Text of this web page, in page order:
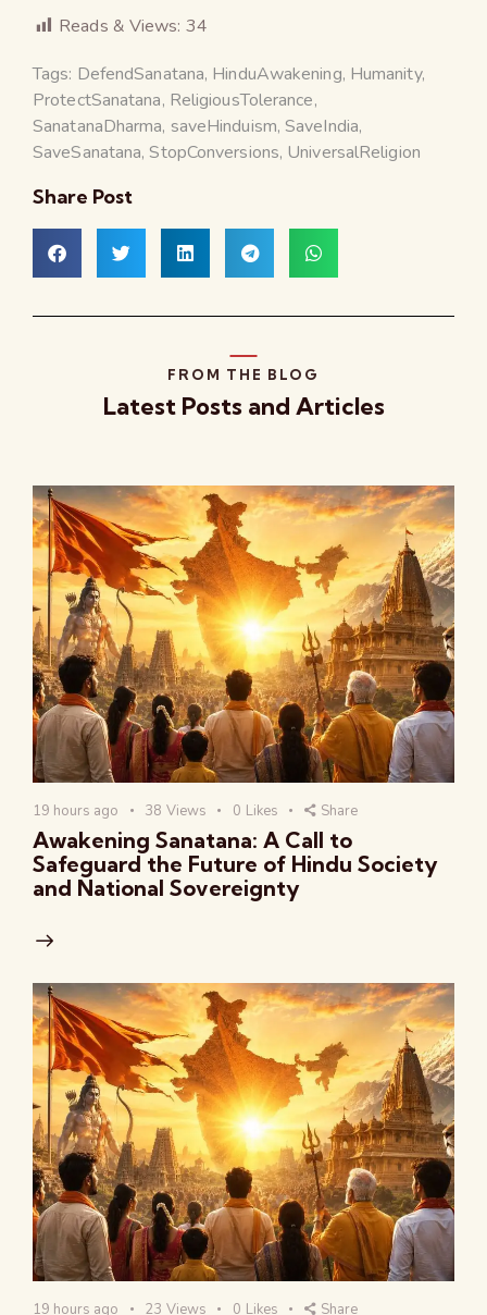
Reads & Views: 34
Tags: DefendSanatana, HinduAwakening, Humanity,
ProtectSanatana, ReligiousTolerance,
SanatanaDharma, saveHinduism,SaveIndia,
SaveSanatana,StopConversions, UniversalReligion
Share Post
FROM THE BLOG
Latest Posts and Articles
19 hours ago 38 Views 0 Likes Share
Awakening Sanatana: A Call to
Safeguard the Future of Hindu Society
and National Sovereignty
19 hours ago 23 Views 0 Likes Share